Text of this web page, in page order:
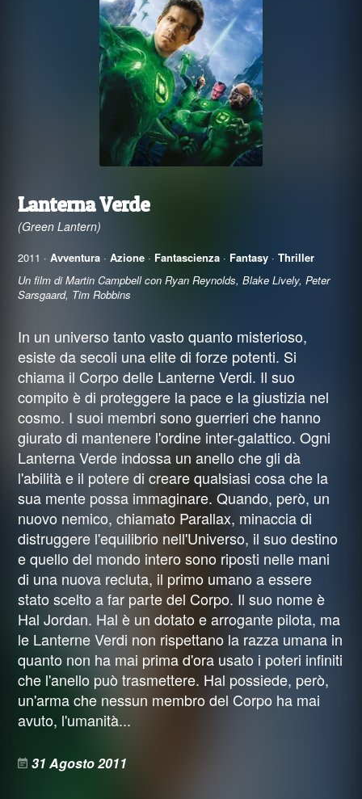
Lanterna Verde
(Green Lantern)
2011 · Avventura ·Azione · Fantascienza · Fantasy ·Thriller
Un film di Martin Campbell con Ryan Reynolds, Blake Lively, Peter
Sarsgaard, Tim Robbins
In un universo tanto vasto quanto misterioso,
esiste da secoli una elite di forze potenti. Si
chiama il Corpo delle Lanterne Verdi. Il suo
compito è di proteggere la pace e la giustizia nel
cosmo. I suoi membri sono guerrieri che hanno
giurato di mantenere l'ordine inter-galattico. Ogni
Lanterna Verde indossa un anello che gli dà
l'abilità e il potere di creare qualsiasi cosa che la
sua mente possa immaginare. Quando, però, un
nuovo nemico, chiamato Parallax, minaccia di
distruggere l'equilibrio nell'Universo, il suo destino
e quello del mondo intero sono riposti nelle mani
di una nuova recluta, il primo umano a essere
stato scelto a far parte del Corpo. Il suo nome è
Hal Jordan. Hal è un dotato e arrogante pilota, ma
le Lanterne Verdi non rispettano la razza umana in
quanto non ha mai prima d'ora usato i poteri infiniti
che l'anello può trasmettere. Hal possiede, però,
un'arma che nessun membro del Corpo ha mai
avuto, l'umanità...
31 Agosto 2011